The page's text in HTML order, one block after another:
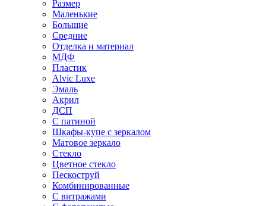
Размер
Маленькие
Большие
Средние
Отделка и материал
МДФ
Пластик
Alvic Luxe
Эмаль
Акрил
ДСП
С патиной
Шкафы-купе с зеркалом
Матовое зеркало
Стекло
Цветное стекло
Пескоструй
Комбинированные
С витражами